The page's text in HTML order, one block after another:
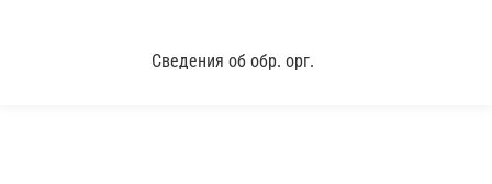
Сведения об обр. орг.